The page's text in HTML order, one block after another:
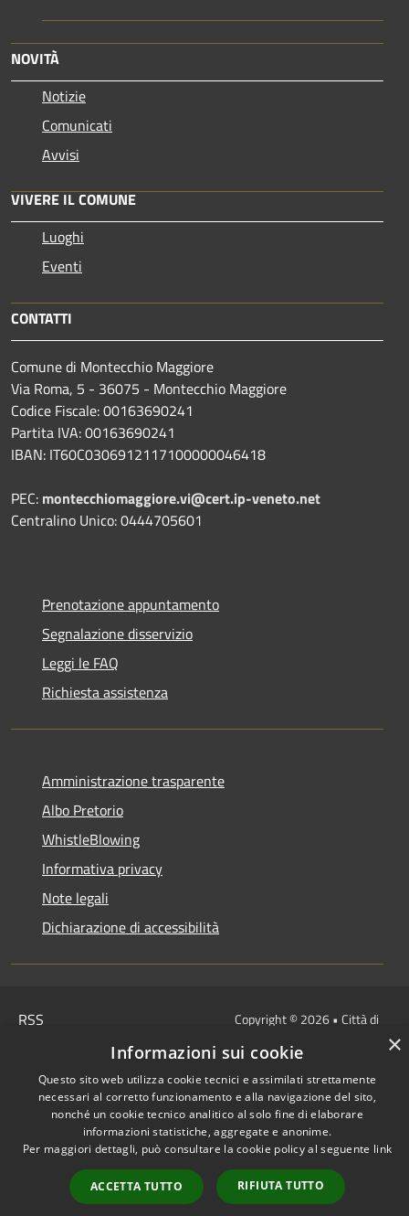
NOVITÀ
Notizie
Comunicati
Avvisi
VIVERE IL COMUNE
Luoghi
Eventi
CONTATTI
Comune di Montecchio Maggiore
Via Roma, 5 - 36075 - Montecchio Maggiore
Codice Fiscale: 00163690241
Partita IVA: 00163690241
IBAN: IT60C0306912117100000046418
PEC: montecchiomaggiore.vi@cert.ip-veneto.net
Centralino Unico: 0444705601
Prenotazione appuntamento
Segnalazione disservizio
Leggi le FAQ
Richiesta assistenza
Amministrazione trasparente
Albo Pretorio
WhistleBlowing
Informativa privacy
Note legali
Dichiarazione di accessibilità
RSS
Cookie
Mappa del sito
Obiettivi di accessibilità
Copyright © 2026 • Città di
Powered byMunicipium
Accesso redazione
×
Informazioni sui cookie
Questo sito web utilizza cookie tecnici e assimilati strettamente
necessari al corretto funzionamento e alla navigazione del sito,
nonché un cookie tecnico analitico al solo fine di elaborare
informazioni statistiche, aggregate e anonime.
Per maggiori dettagli, può consultare la cookie policy al seguente link
ACCETTA TUTTO RIFIUTA TUTTO